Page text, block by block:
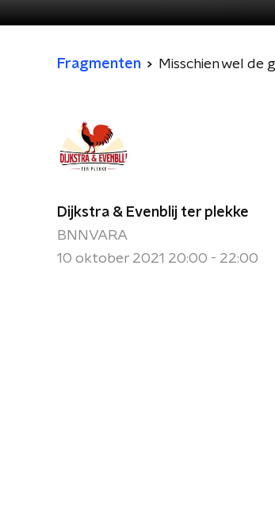
Fragmenten Misschien wel
Dijkstra & Evenblij ter plekke
BNNVARA
10 oktober 2021 20:00 - 22:00